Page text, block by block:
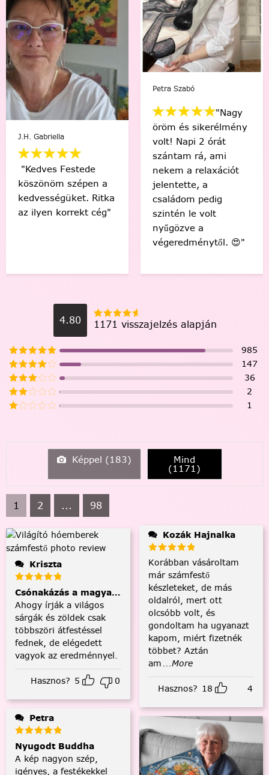
Viki Vas-Lukács
"Kedvenc egyéni
számfestőmmel 🥰
tökéletes lett,
élmény volt minden
egyes ecsetvonás!
Köszönöm Festede!
Mikus Bernadett
"Minden percében
egy igazi festő
“művésznek”
éreztem magam.
Soha nem hittem
volna, hogy egy ilyen
alkotást festéssel
meg tudok csinálni.
🙂"
4.80 1171 visszajelzés alapján
985
147
36
2
1
Képpel (183) Mind
(1171)
1 2 ... 98
Kriszta
Csónakázás a magyar tengeren
Ahogy írják a világos
sárgák és zöldek csak
többszöri átfestéssel
fednek, de elégedett
vagyok az eredménnyel.
Hasznos? 5 0
Petra
Nyugodt Buddha
A kép nagyon szép,
igényes, a festékekkel
Kozák Hajnalka
Korábban vásároltam
már számfestő
készleteket, de más
oldalról, mert ott
olcsóbb volt, és
gondoltam ha ugyanazt
kapom, miért fizetnék
többet? Aztán
am ...More
Hasznos? 18 4